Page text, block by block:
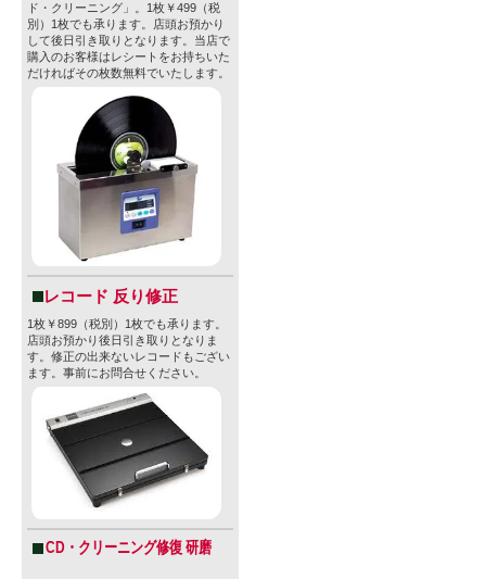
ド・クリーニング」。1枚￥499（税
別）1枚でも承ります。店頭お預かり
して後日引き取りとなります。当店で
購入のお客様はレシートをお持ちいた
だければその枚数無料でいたします。
レコード 反り修正
1枚￥899（税別）1枚でも承ります。
店頭お預かり後日引き取りとなりま
す。修正の出来ないレコードもござい
ます。事前にお問合せください。
CD・クリーニング修復 研磨